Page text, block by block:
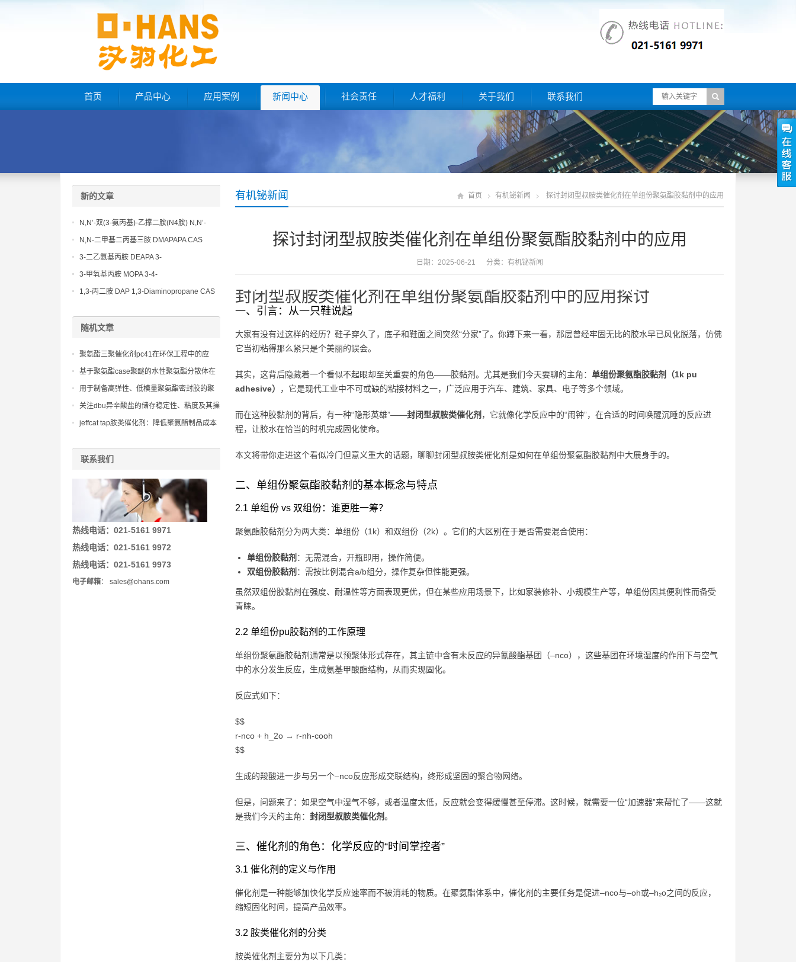
首页 产品中心 应用案例 新闻中心 社会责任 人才福利 关于我们 联系我们
有机铋新闻 首页 有机铋新闻 探讨封闭型叔胺类催化剂在单组份聚氨酯胶黏剂中的应用
探讨封闭型叔胺类催化剂在单组份聚氨酯胶黏剂中的应用
日期：2025-06-21 分类： 有机铋新闻
封闭型叔胺类催化剂在单组份聚氨酯胶黏剂中的应用探讨
一、引言：从一只鞋说起
大家有没有过这样的经历？鞋子穿久了，底子和鞋面之间突然“分家”了。你蹲下来一看，那层曾经牢固无比的胶水早已风化脱落，仿佛
它当初粘得那么紧只是个美丽的误会。
其实，这背后隐藏着一个看似不起眼却至关重要的角色——胶黏剂。尤其是我们今天要聊的主角： 单组份聚氨酯胶黏剂（1k pu
adhesive）
，它是现代工业中不可或缺的粘接材料之一，广泛应用于汽车、建筑、家具、电子等多个领域。
而在这种胶黏剂的背后，有一种“隐形英雄”——封闭型叔胺类催化剂 ，它就像化学反应中的“闹钟”，在合适的时间唤醒沉睡的反应进
程，让胶水在恰当的时机完成固化使命。
本文将带你走进这个看似冷门但意义重大的话题，聊聊封闭型叔胺类催化剂是如何在单组份聚氨酯胶黏剂中大展身手的。
二、单组份聚氨酯胶黏剂的基本概念与特点
2.1 单组份 vs 双组份：谁更胜一筹？
聚氨酯胶黏剂分为两大类：单组份（1k）和双组份（2k）。它们的大区别在于是否需要混合使用：
单组份胶黏剂 ：无需混合，开瓶即用，操作简便。
双组份胶黏剂 ：需按比例混合a/b组分，操作复杂但性能更强。
虽然双组份胶黏剂在强度、耐温性等方面表现更优，但在某些应用场景下，比如家装修补、小规模生产等，单组份因其便利性而备受
青睐。
2.2 单组份pu胶黏剂的工作原理
单组份聚氨酯胶黏剂通常是以预聚体形式存在，其主链中含有未反应的异氰酸酯基团（–nco），这些基团在环境湿度的作用下与空气
中的水分发生反应，生成氨基甲酸酯结构，从而实现固化。
反应式如下：
$$
r-nco + h_2o → r-nh-cooh
$$
生成的羧酸进一步与另一个–nco反应形成交联结构，终形成坚固的聚合物网络。
但是，问题来了：如果空气中湿气不够，或者温度太低，反应就会变得缓慢甚至停滞。这时候，就需要一位“加速器”来帮忙了——这就
是我们今天的主角： 封闭型叔胺类催化剂。
三、催化剂的角色：化学反应的“时间掌控者”
3.1 催化剂的定义与作用
催化剂是一种能够加快化学反应速率而不被消耗的物质。在聚氨酯体系中，催化剂的主要任务是促进–nco与–oh或–h₂o之间的反应，
缩短固化时间，提高产品效率。
3.2 胺类催化剂的分类
胺类催化剂主要分为以下几类：
新的文章
N,N’-双(3-氨丙基)-乙撑二胺(N4胺) N,N’-
Bis(3-aminopropyl)-ethylenediamine CAS
No10563-26-5
N,N-二甲基二丙基三胺 DMAPAPA CAS
No10563-29-8
3-二乙氨基丙胺 DEAPA 3-
(Diethylamino)propylamine CAS No 104-
3-甲氧基丙胺 MOPA 3-4-
Methoxypropylamine CAS No 5332-73-0
1,3-丙二胺 DAP 1,3-Diaminopropane CAS
随机文章
聚氨酯三聚催化剂pc41在环保工程中的应
用：减少有害物质排放的绿色技术
基于聚氨酯case聚醚的水性聚氨酯分散体在
环保型涂料中的应用技术
用于制备高弹性、低模量聚氨酯密封胶的聚
醚330n
关注dbu异辛酸盐的储存稳定性、粘度及其操
作安全性
jeffcat tap胺类催化剂：降低聚氨酯制品成本
联系我们
热线电话：021-5161 9971
热线电话：021-5161 9972
热线电话：021-5161 9973
电子邮箱： sales@ohans.com